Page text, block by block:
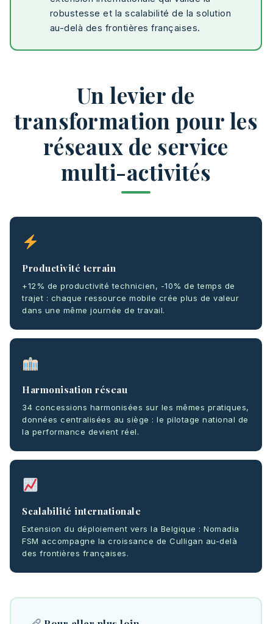
robustesse et la scalabilité de la solution
au-delà des frontières françaises.
Un levier de
transformation pour les
réseaux de service
multi-activités
Productivité terrain
+12% de productivité technicien, -10% de temps de
trajet : chaque ressource mobile crée plus de valeur
dans une même journée de travail.
Harmonisation réseau
34 concessions harmonisées sur les mêmes pratiques,
données centralisées au siège : le pilotage national de
la performance devient réel.
Scalabilité internationale
Extension du déploiement vers la Belgique : Nomadia
FSM accompagne la croissance de Culligan au-delà
des frontières françaises.